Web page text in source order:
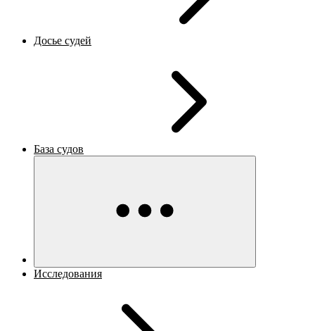
Досье судей
База судов
Исследования